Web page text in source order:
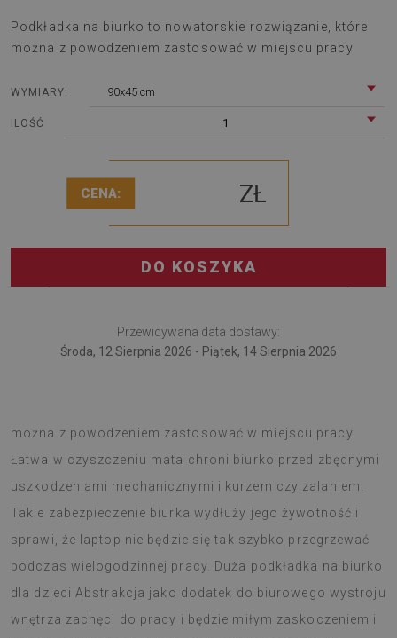
Podkładka na biurko to nowatorskie rozwiązanie, które
można z powodzeniem zastosować w miejscu pracy.
WYMIARY: 90x45 cm
ILOŚĆ 1
CENA: ZŁ
DO KOSZYKA
Przewidywana data dostawy:
Środa, 12 Sierpnia 2026 - Piątek, 14 Sierpnia 2026
można z powodzeniem zastosować w miejscu pracy.
Łatwa w czyszczeniu mata chroni biurko przed zbędnymi
uszkodzeniami mechanicznymi i kurzem czy zalaniem.
Takie zabezpieczenie biurka wydłuży jego żywotność i
sprawi, że laptop nie będzie się tak szybko przegrzewać
podczas wielogodzinnej pracy. Duża podkładka na biurko
dla dzieci Abstrakcja jako dodatek do biurowego wystroju
wnętrza zachęci do pracy i będzie miłym zaskoczeniem i